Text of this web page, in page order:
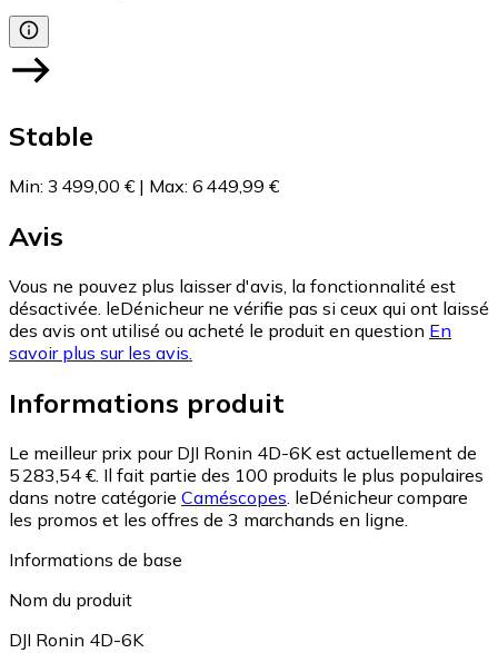
Stable
Min: 3 499,00 € | Max: 6 449,99 €
Avis
Vous ne pouvez plus laisser d'avis, la fonctionnalité est
désactivée. leDénicheur ne vérifie pas si ceux qui ont laissé
des avis ont utilisé ou acheté le produit en question En
savoir plus sur les avis.
Informations produit
Le meilleur prix pour DJI Ronin 4D-6K est actuellement de
5 283,54 €. Il fait partie des 100 produits le plus populaires
dans notre catégorie Caméscopes leDénicheur compare
les promos et les offres de 3 marchands en ligne.
Informations de base
Nom du produit
DJI Ronin 4D-6K